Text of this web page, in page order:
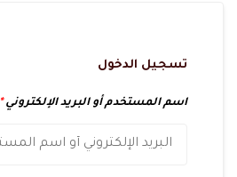
تسجيل الدخول
اسم المستخدم أو البريد الإلكتروني*